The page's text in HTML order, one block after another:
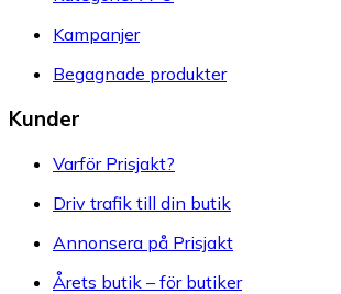
Kampanjer
Begagnade produkter
Kunder
Varför Prisjakt?
Driv trafik till din butik
Annonsera på Prisjakt
Årets butik – för butiker